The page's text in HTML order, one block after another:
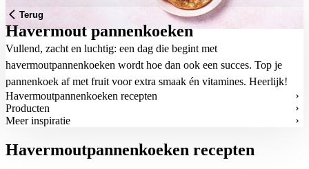
Terug
Havermout pannenkoeken
Vullend, zacht en luchtig: een dag die begint met
havermoutpannenkoeken wordt hoe dan ook een succes. Top je
pannenkoek af met fruit voor extra smaak én vitamines. Heerlijk!
Havermoutpannenkoeken recepten
Producten
Meer inspiratie
Havermoutpannenkoeken recepten